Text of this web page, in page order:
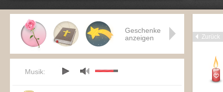
Zurück
Geschenke
anzeigen
Musik: